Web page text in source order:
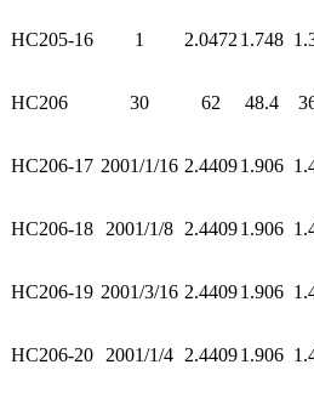
HC205-16 1 2.0472 1.748
HC206 30 62 48.4
HC206-17 2001/1/16 2.44091.906
HC206-18 2001/1/8 2.44091.906
HC206-19 2001/3/16 2.44091.906
HC206-20 2001/1/4 2.44091.906